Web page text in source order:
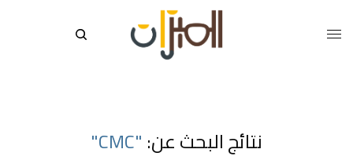
نتائج البحث عن: "CMC"